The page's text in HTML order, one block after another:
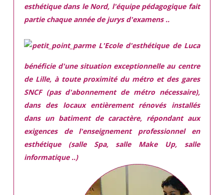
esthétique dans le Nord, l'équipe pédagogique fait
partie chaque année de jurys d'examens ..
L'Ecole d'esthétique de Luca
bénéficie d'une situation exceptionnelleau centre
de Lille, à toute proximité du métro et des gares
SNCF (pas d'abonnement de métro nécessaire),
dans des locaux entièrement rénovés installés
dans un batiment de caractère, répondant aux
exigencesde l'enseignement professionnel en
esthétique (salle Spa, salle Make Up, salle
informatique ..)